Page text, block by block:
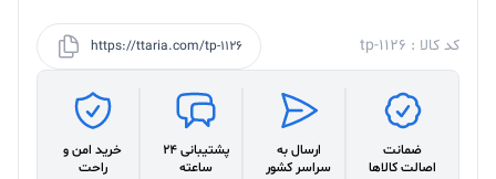
کد کالا : tp-1126 https://ttaria.com/tp-1126
ضمانت
اصالت کالاها
ارسال به
سراسر کشور
پشتیبانی 24
ساعته
خرید امن و
راحت